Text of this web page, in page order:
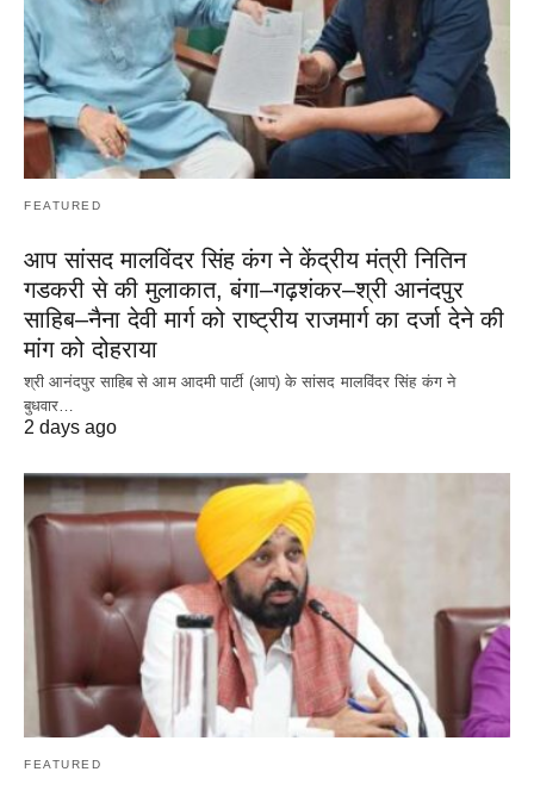
FEATURED
आप सांसद मालविंदर सिंह कंग ने केंद्रीय मंत्री नितिन
गडकरी से की मुलाकात, बंगा–गढ़शंकर–श्री आनंदपुर
साहिब–नैना देवी मार्ग को राष्ट्रीय राजमार्ग का दर्जा देने की
मांग को दोहराया
श्री आनंदपुर साहिब से आम आदमी पार्टी (आप) के सांसद मालविंदर सिंह कंग ने
बुधवार…
2 days ago
FEATURED